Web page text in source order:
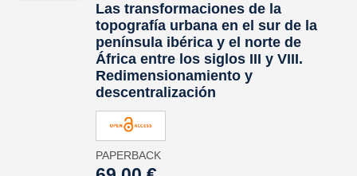
Las transformaciones de la
topografía urbana en el sur de la
península ibérica y el norte de
África entre los siglos III y VIII.
Redimensionamiento y
descentralización
PAPERBACK